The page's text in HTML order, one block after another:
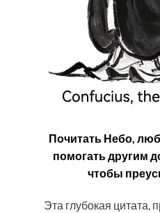
Почитать Небо,
помогать другим
чтобы
Эта глубокая цитата,